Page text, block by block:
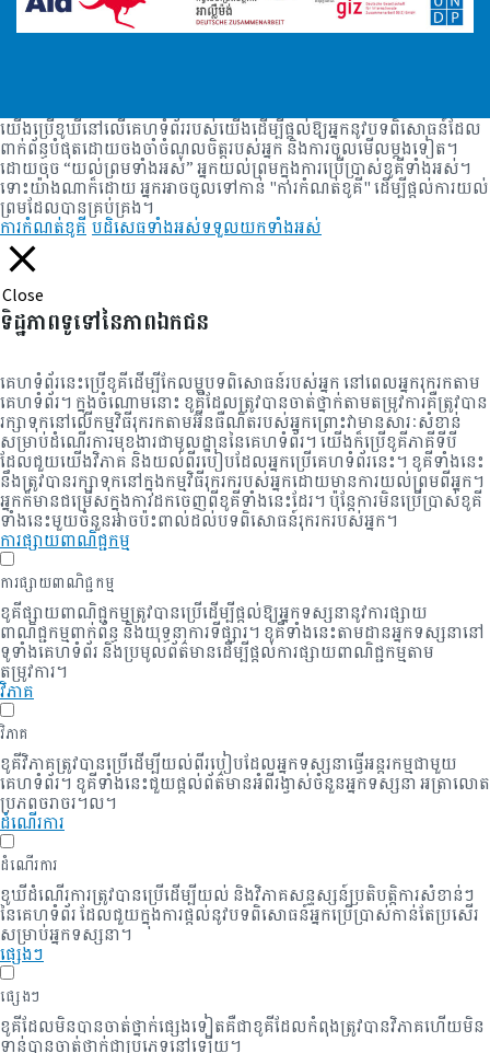
យើងប្រើខូឃីនៅលើគេហទំព័ររបស់យើងដើម្បីផ្តល់ឱ្យអ្នកនូវបទពិសោធន៍ដែល
ពាក់ព័ន្ធបំផុតដោយចងចាំចំណូលចិត្តរបស់អ្នក និងការចូលមើលម្តងទៀត។
ដោយចុច “យល់ព្រមទាំងអស់” អ្នកយល់ព្រមក្នុងការប្រើប្រាស់ខូគីទាំងអស់។
ទោះយ៉ាងណាក៏ដោយ អ្នកអាចចូលទៅកាន់ "ការកំណត់ខូគី" ដើម្បីផ្តល់ការយល់
ព្រមដែលបានគ្រប់គ្រង។
ការកំណត់ខូគី បដិសេធទាំងអស់ទទួលយកទាំងអស់
Close
ទិដ្ឋភាពទូទៅនៃភាពឯកជន
គេហទំព័រនេះប្រើខូគីដើម្បីកែលម្អបទពិសោធន៍របស់អ្នក នៅពេលអ្នករុករកតាម
គេហទំព័រ។ ក្នុងចំណោមនោះ ខូគីដែលត្រូវបានចាត់ថ្នាក់តាមតម្រូវការគឺត្រូវបាន
រក្សាទុកនៅលើកម្មវិធីរុករកតាមអ៊ីនធឺណិតរបស់អ្នកព្រោះវាមានសារៈសំខាន់
សម្រាប់ដំណើរការមុខងារជាមូលដ្ឋាននៃគេហទំព័រ។ យើងក៏ប្រើខូគីភាគីទីបី
ដែលជួយយើងវិភាគ និងយល់ពីរបៀបដែលអ្នកប្រើគេហទំព័រនេះ។ ខូគីទាំងនេះ
នឹងត្រូវបានរក្សាទុកនៅក្នុងកម្មវិធីរុករករបស់អ្នកដោយមានការយល់ព្រមពីអ្នក។
អ្នក​ក៏​មាន​ជម្រើស​ក្នុង​ការ​ដក​ចេញ​ពី​ខូគី​ទាំងនេះ​ដែរ។ ប៉ុន្តែការមិនប្រើប្រាស់ខូគី
ទាំងនេះមួយចំនួនអាចប៉ះពាល់ដល់បទពិសោធន៍រុករករបស់អ្នក។
ការផ្សាយពាណិជ្ជកម្ម
ការផ្សាយពាណិជ្ជកម្ម
ខូគីផ្សាយពាណិជ្ជកម្មត្រូវបានប្រើដើម្បីផ្តល់ឱ្យអ្នកទស្សនានូវការផ្សាយ
ពាណិជ្ជកម្មពាក់ព័ន្ធ និងយុទ្ធនាការទីផ្សារ។ ខូគីទាំងនេះតាមដានអ្នកទស្សនានៅ
ទូទាំងគេហទំព័រ និងប្រមូលព័ត៌មានដើម្បីផ្តល់ការផ្សាយពាណិជ្ជកម្មតាម
តម្រូវការ។
វិភាគ
វិភាគ
ខូគីវិភាគត្រូវបានប្រើដើម្បីយល់ពីរបៀបដែលអ្នកទស្សនាធ្វើអន្តរកម្មជាមួយ
គេហទំព័រ។ ខូគីទាំងនេះជួយផ្តល់ព័ត៌មានអំពីរង្វាស់ចំនួនអ្នកទស្សនា អត្រាលោត
ប្រភពចរាចរ។ល។
ដំណើរការ
ដំណើរការ
ខូឃីដំណើរការត្រូវបានប្រើដើម្បីយល់ និងវិភាគសន្ទស្សន៍ប្រតិបត្តិការសំខាន់ៗ
នៃគេហទំព័រ ដែលជួយក្នុងការផ្តល់នូវបទពិសោធន៍អ្នកប្រើប្រាស់កាន់តែប្រសើរ
សម្រាប់អ្នកទស្សនា។
ផ្សេងៗ
ផ្សេងៗ
ខូគី​ដែល​មិន​បាន​ចាត់​ថ្នាក់​ផ្សេង​ទៀត​គឺ​ជា​ខូគី​ដែល​កំពុង​ត្រូវ​បាន​វិភាគ​ហើយ​មិន​
ទាន់​បាន​ចាត់​ថ្នាក់​ជា​ប្រភេទ​នៅឡើយ។